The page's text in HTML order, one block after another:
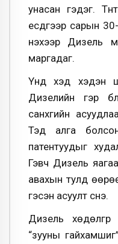
унасан гэдэг.
есдүгээр сарын
үнэхээр Дизель
маргадаг.
Үүнд хэд хэдэн
Дизелийн гэр
санхүүгийн
Тэд алга болсон
патентуудыг
Гэвч Дизель
авахын тулд
гэсэн асуулт үүснэ.
Дизель
“зууны